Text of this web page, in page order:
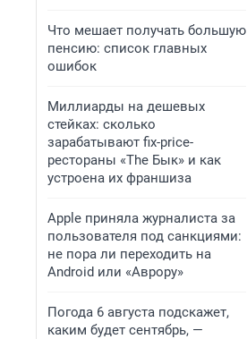
Что мешает получать большую
пенсию: список главных
ошибок
Миллиарды на дешевых
стейках: сколько
зарабатывают fix-price-
рестораны «The Бык» и как
устроена их франшиза
Apple приняла журналиста за
пользователя под санкциями:
не пора ли переходить на
Android или «Аврору»
Погода 6 августа подскажет,
каким будет сентябрь, —